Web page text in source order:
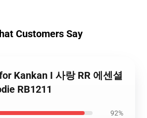
Customers Say
Kankan I 사랑 RR 에센셜
RB1211
92%